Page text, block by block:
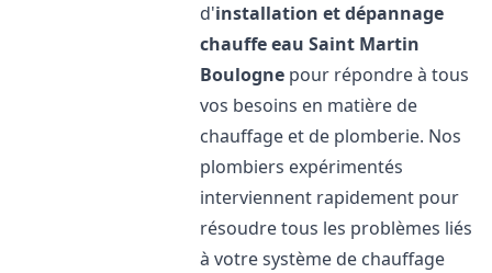
d'installation et dépannage
chauffe eau Saint Martin
Boulogne pour répondre à tous
vos besoins en matière de
chauffage et de plomberie. Nos
plombiers expérimentés
interviennent rapidement pour
résoudre tous les problèmes liés
à votre système de chauffage